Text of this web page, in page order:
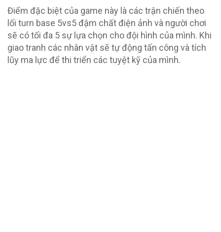
Điểm đặc biệt của game này là các trận chiến theo
lối turn base 5vs5 đậm chất điện ảnh và người chơi
sẽ có tối đa 5 sự lựa chọn cho đội hình của mình. Khi
giao tranh các nhân vật sẽ tự động tấn công và tích
lũy ma lực để thi triển các tuyệt kỹ của mình.